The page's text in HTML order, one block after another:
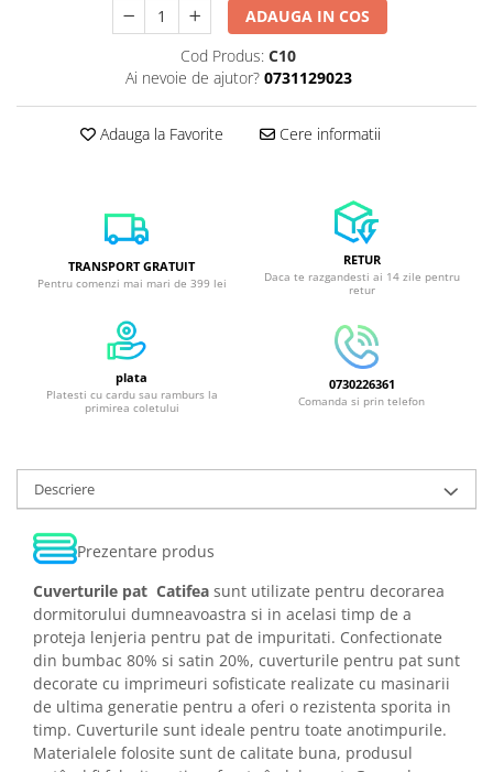
ADAUGA IN COS
Cod Produs: C10
Ai nevoie de ajutor? 0731129023
Adauga la Favorite Cere informatii
TRANSPORT GRATUIT
Pentru comenzi mai mari de 399 lei
RETUR
Daca te razgandesti ai 14 zile pentru
retur
plata
Platesti cu cardu sau ramburs la
primirea coletului
0730226361
Comanda si prin telefon
Descriere
Prezentare produs
Cuverturile pat Catifea sunt utilizate pentru decorarea
dormitorului dumneavoastra si in acelasi timp de a
proteja lenjeria pentru pat de impuritati. Confectionate
din bumbac 80% si satin 20%, cuverturile pentru pat sunt
decorate cu imprimeuri sofisticate realizate cu masinarii
de ultima generatie pentru a oferi o rezistenta sporita in
timp. Cuverturile sunt ideale pentru toate anotimpurile.
Materialele folosite sunt de calitate buna, produsul